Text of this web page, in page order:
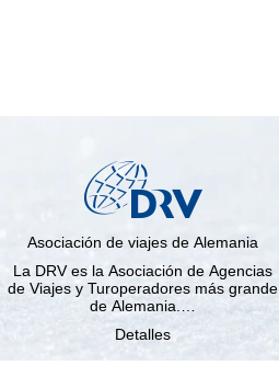
Asociación de viajes de Alemania
La DRV es la Asociación de Agencias
de Viajes y Turoperadores más grande
de Alemania.…
Detalles